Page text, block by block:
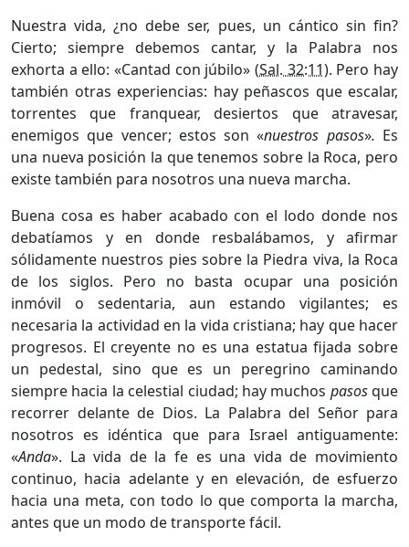
Nuestra vida, ¿no debe ser, pues, un cántico sin fin?
Cierto; siem­pre debemos cantar, y la Palabra nos
exhorta a ello: «Cantad con júbilo» (Sal. 32:11). Pero hay
también otras experiencias: hay peñascos que esca­lar,
torrentes que franquear, desiertos que atravesar,
enemigos que vencer; estos son «nuestros pasos». Es
una nueva posición la que tenemos so­bre la Roca, pero
existe también para nosotros una nueva marcha.
Buena cosa es haber acabado con el lodo donde nos
debatíamos y en donde resbalábamos, y afirmar
sólidamente nuestros pies sobre la Piedra viva, la Roca
de los siglos. Pero no basta ocupar una posición
inmóvil o sedentaria, aun estando vigilantes; es
necesaria la activi­dad en la vida cristiana; hay que hacer
progresos. El creyente no es una estatua fijada sobre
un pedestal, sino que es un peregrino caminando
siempre hacia la celestial ciudad; hay muchos pasosque
recorrer delante de Dios. La Palabra del Señor para
nosotros es idéntica que para Israel antiguamente:
«Anda». La vida de la fe es una vida de movimiento
continuo, hacia adelante y en elevación, de esfuerzo
hacia una meta, con todo lo que comporta la marcha,
antes que un modo de transporte fácil.